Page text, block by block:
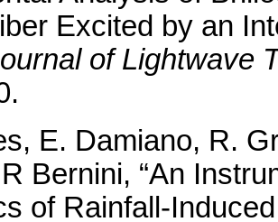
Excited by an
of Lightwave
E. Damiano, R.
Bernini, “An
of Rainfall-